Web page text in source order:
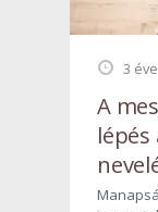
3 éve
A
lépés